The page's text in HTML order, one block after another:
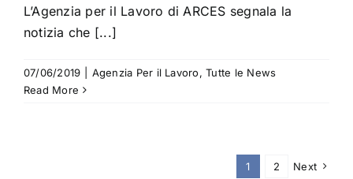
L’Agenzia per il Lavoro di ARCES segnala la
notizia che [...]
07/06/2019 Agenzia Per il Lavoro,Tutte le News
Read More
1 2 Next